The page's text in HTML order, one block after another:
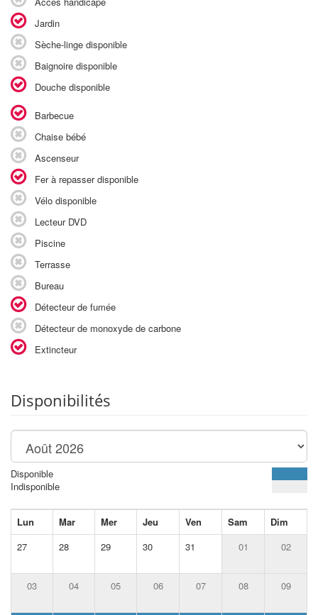
Jardin
Sèche-linge disponible
Baignoire disponible
Douche disponible
Barbecue
Chaise bébé
Ascenseur
Fer à repasser disponible
Vélo disponible
Lecteur DVD
Piscine
Terrasse
Bureau
Détecteur de fumée
Détecteur de monoxyde de carbone
Extincteur
Disponibilités
Disponible
Indisponible
Lun Mar Mer Jeu Ven Sam
Dim
27
28 29 30 31 01 02
03 04 05 06 07 08 09